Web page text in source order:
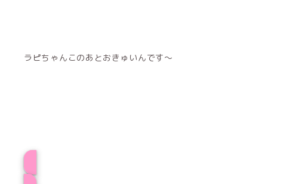
ラピちゃんこのあとおきゅいんです〜